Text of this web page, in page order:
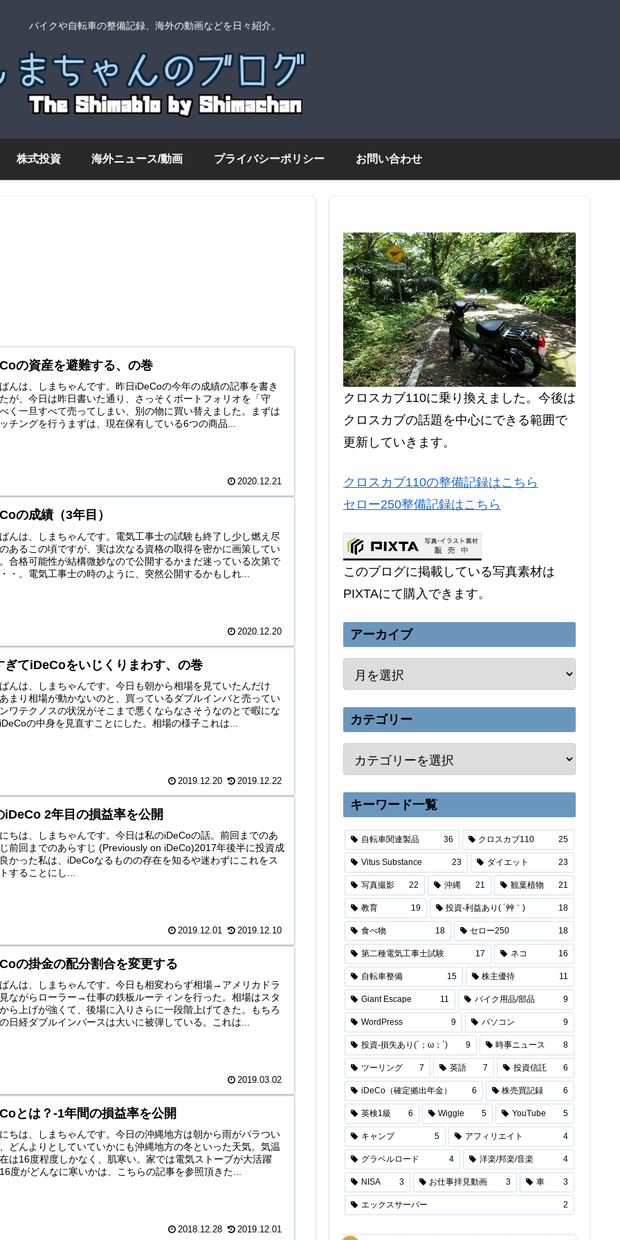
バイクや自転車の整備記録、海外の動画などを日々紹介。
株式投資 海外ニュース/動画 プライバシーポリシー お問い合わせ
の資産を避難する、の巻
んは、しまちゃんです。昨日iDeCoの今年の成績の記事を書き
が、今日は昨日書いた通り、さっそくポートフォリオを「守
く一旦すべて売ってしまい、別の物に買い替えました。まずは
チングを行うまずは、現在保有している6つの商品...
2020.12.21
の成績（3年目）
んは、しまちゃんです。電気工事士の試験も終了し少し燃え尽
あるこの頃ですが、実は次なる資格の取得を密かに画策してい
合格可能性が結構微妙なので公開するかまだ迷っている次第で
・。電気工事士の時のように、突然公開するかもしれ...
2020.12.20
ぎてiDeCoをいじくりまわす、の巻
んは、しまちゃんです。今日も朝から相場を見ていたんだけ
まり相場が動かないのと、買っているダブルインバと売ってい
ワテクノスの状況がそこまで悪くならなさそうなのとで暇にな
の中身を見直すことにした。相場の様子これは...
2019.12.20 2019.12.22
iDeCo 2年目の損益率を公開
ちは、しまちゃんです。今日は私のiDeCoの話。前回までのあ
前回までのあらすじ (Previously on iDeCo)2017年後半に投資成
かった私は、iDeCoなるものの存在を知るや迷わずにこれをス
することにし...
2019.12.01 2019.12.10
の掛金の配分割合を変更する
んは、しまちゃんです。今日も相変わらず相場→アメリカドラ
ながらローラー→仕事の鉄板ルーティンを行った。相場はスタ
ら上げが強くて、後場に入りさらに一段階上げてきた。もちろ
日経ダブルインバースは大いに被弾している。これは...
2019.03.02
とは？-1年間の損益率を公開
ちは、しまちゃんです。今日の沖縄地方は朝から雨がパラつい
どんよりとしていていかにも沖縄地方の冬といった天気。気温
は16度程度しかなく、肌寒い。家では電気ストーブが大活躍
度がどんなに寒いかは、こちらの記事を参照頂きた...
2018.12.28 2019.12.01
クロスカブ110に乗り換えました。今後は
クロスカブの話題を中心にできる範囲で
更新していきます。
クロスカブ110の整備記録はこちら
セロー250整備記録はこちら
このブログに掲載している写真素材は
PIXTAにて購入できます。
アーカイブ
カテゴリー
キーワード一覧
自転車関連製品 36 クロスカブ110 25
Vitus Substance 23 ダイエット 23
写真撮影 22 沖縄 21 観葉植物 21
教育 19 投資-利益あり( ´艸｀) 18
食べ物 18 セロー250 18
第二種電気工事士試験 17 ネコ 16
自転車整備 15 株主優待 11
Giant Escape 11 バイク用品/部品 9
WordPress 9 パソコン 9
投資-損失あり(´；ω；`) 9 時事ニュース 8
ツーリング 7 英語 7 投資信託 6
iDeCo（確定拠出年金） 6 株売買記録 6
英検1級 6 Wiggle 5 YouTube 5
キャンプ 5 アフィリエイト 4
グラベルロード 4 洋楽/邦楽/音楽 4
NISA 3 お仕事拝見動画 3 車 3
エックスサーバー 2